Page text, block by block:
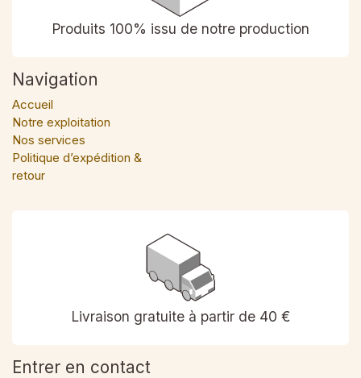
Produits 100% issu de notre production
Navigation
Accueil
Notre exploitation
Nos services
Politique d’expédition &
retour
Livraison gratuite à partir de 40 €
Entrer en contact